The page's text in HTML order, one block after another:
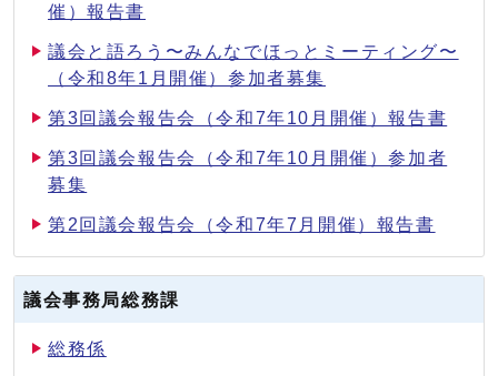
催）報告書
議会と語ろう〜みんなでほっとミーティング〜
（令和8年1月開催）参加者募集
第3回議会報告会（令和7年10月開催）報告書
第3回議会報告会（令和7年10月開催）参加者
募集
第2回議会報告会（令和7年7月開催）報告書
議会事務局総務課
総務係